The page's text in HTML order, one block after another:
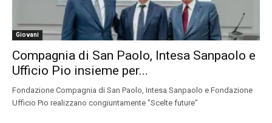
Giovani
Compagnia di San Paolo, Intesa Sanpaolo e
Ufficio Pio insieme per...
Fondazione Compagnia di San Paolo, Intesa Sanpaolo e Fondazione
Ufficio Pio realizzano congiuntamente "Scelte future"